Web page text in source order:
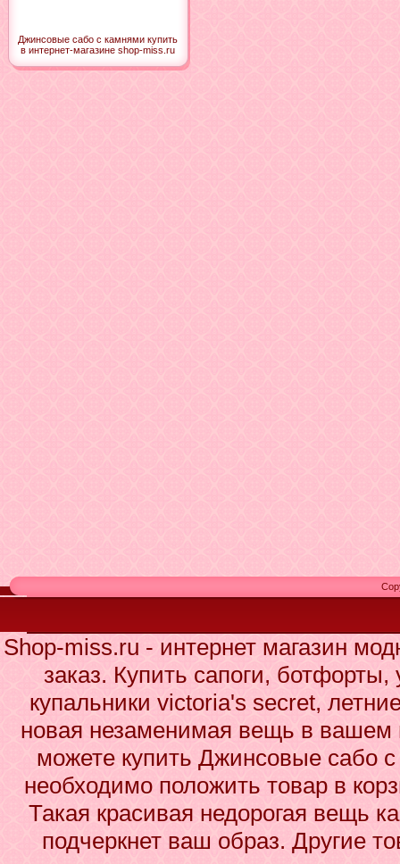
Джинсовые сабо с камнями купить
в интернет-магазине shop-miss.ru
Shop-miss.ru - интернет магазин
заказ. Купить сапоги,
купальники victoria's secret,
новая незаменимая вещь в вашем
можете купить Джинсовые сабо
необходимо положить товар в
Такая красивая недорогая вещь
подчеркнет ваш образ. Другие